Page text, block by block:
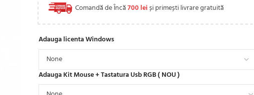
Comandă de Încă700 leiși primești livrare gratuită
Adauga licenta Windows
Adauga Kit Mouse + Tastatura Usb RGB ( NOU )